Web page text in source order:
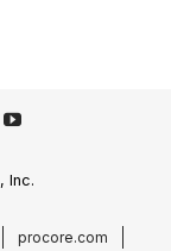
Inc.
procore.com